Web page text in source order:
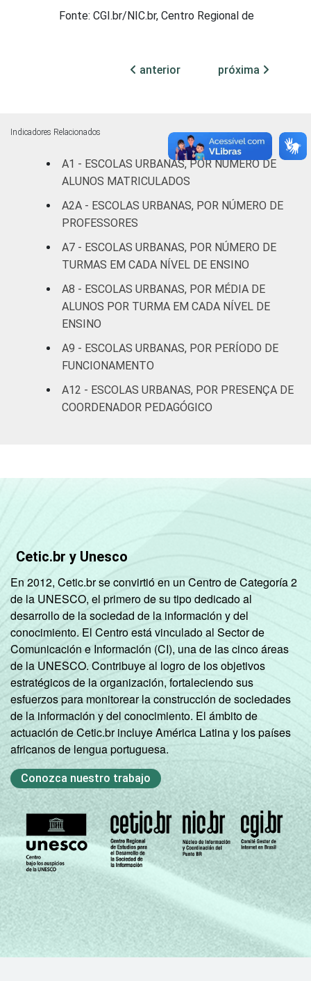
Fonte: CGI.br/NIC.br, Centro Regional de
Pesquisa sobre o uso das tecnologias de
anterior próxima
Indicadores Relacionados
A1 - ESCOLAS URBANAS, POR NÚMERO DE
ALUNOS MATRICULADOS
A2A - ESCOLAS URBANAS, POR NÚMERO DE
PROFESSORES
A7 - ESCOLAS URBANAS, POR NÚMERO DE
TURMAS EM CADA NÍVEL DE ENSINO
A8 - ESCOLAS URBANAS, POR MÉDIA DE
ALUNOS POR TURMA EM CADA NÍVEL DE
ENSINO
A9 - ESCOLAS URBANAS, POR PERÍODO DE
FUNCIONAMENTO
A12 - ESCOLAS URBANAS, POR PRESENÇA DE
COORDENADOR PEDAGÓGICO
Cetic.br y Unesco
En 2012, Cetic.br se convirtió en un Centro de Categoría 2
de la UNESCO, el primero de su tipo dedicado al
desarrollo de la sociedad de la información y del
conocimiento. El Centro está vinculado al Sector de
Comunicación e Información (CI), una de las cinco áreas
de la UNESCO. Contribuye al logro de los objetivos
estratégicos de la organización, fortaleciendo sus
esfuerzos para monitorear la construcción de sociedades
de la información y del conocimiento. El ámbito de
actuación de Cetic.br incluye América Latina y los países
africanos de lengua portuguesa.
Conozca nuestro trabajo